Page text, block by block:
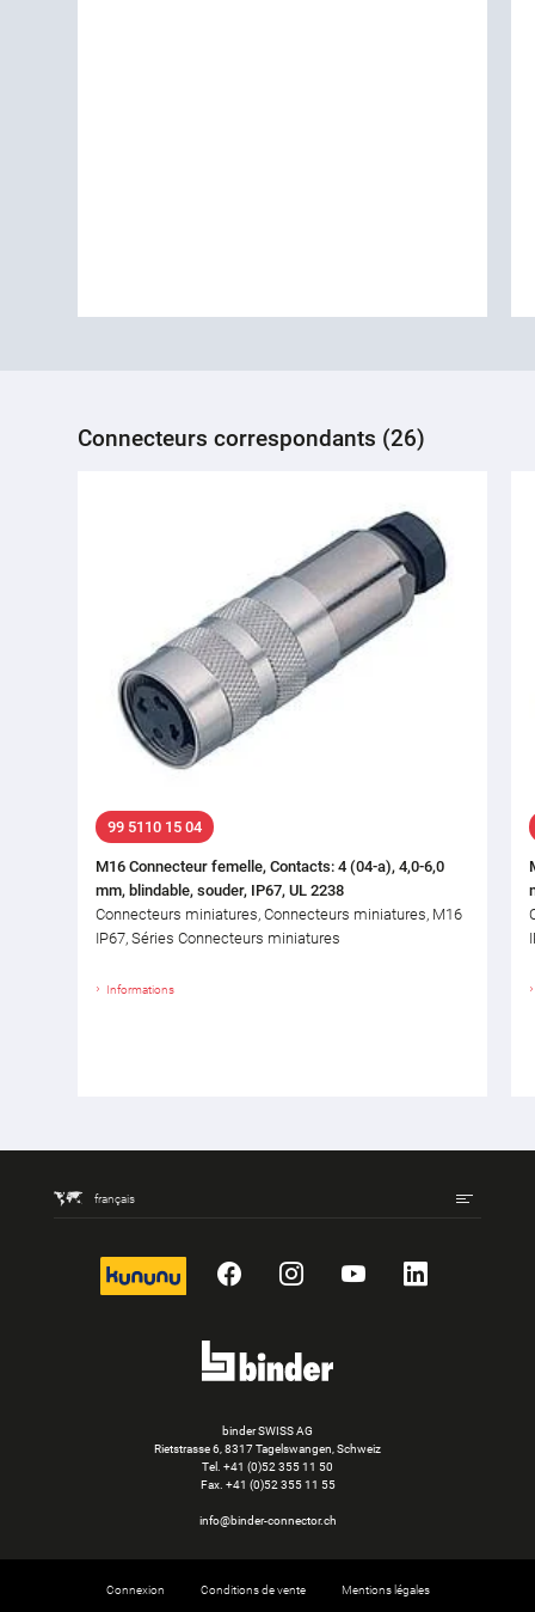
Connecteurs correspondants (26)
99 5110 15 04
M16 Connecteur femelle, Contacts: 4 (04-a), 4,0-6,0
mm, blindable, souder, IP67, UL 2238
Connecteurs miniatures, Connecteurs miniatures, M16
IP67, Séries Connecteurs miniatures
Informations
français
kununu FacebookInstagram
YouTube
binder SWISS AG
Rietstrasse 6, 8317 Tagelswangen, Schweiz
Tel. +41 (0)52 355 11 50
Fax. +41 (0)52 355 11 55
info@binder-connector.ch
Connexion Conditions de vente Mentions légales